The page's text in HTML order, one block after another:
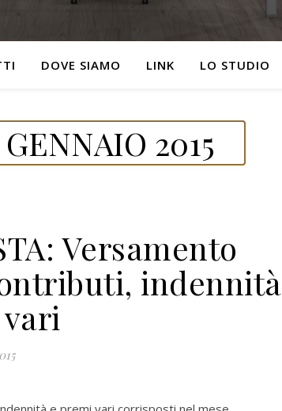
DOVE SIAMO LINK LO STUDIO
2015
Versamento
indennità